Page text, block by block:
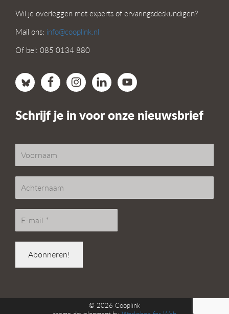
Wil je overleggen met experts of ervaringsdeskundigen?
Mail ons: info@cooplink.nl
Of bel: 085 0134 880
Schrijf je in voor onze nieuwsbrief
© 2026 Cooplink